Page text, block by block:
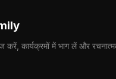
करें, कार्यक्रमों में भाग लें और